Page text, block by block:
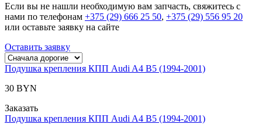
Если вы не нашли необходимую вам запчасть, свяжитесь с
нами по телефонам +375 (29) 666 25 50, +375 (29) 556 95 20
или оставьте заявку на сайте
Оставить заявку
Подушка крепления КПП Audi A4 B5 (1994-2001)
30 BYN
Заказать
Подушка крепления КПП Audi A4 B5 (1994-2001)